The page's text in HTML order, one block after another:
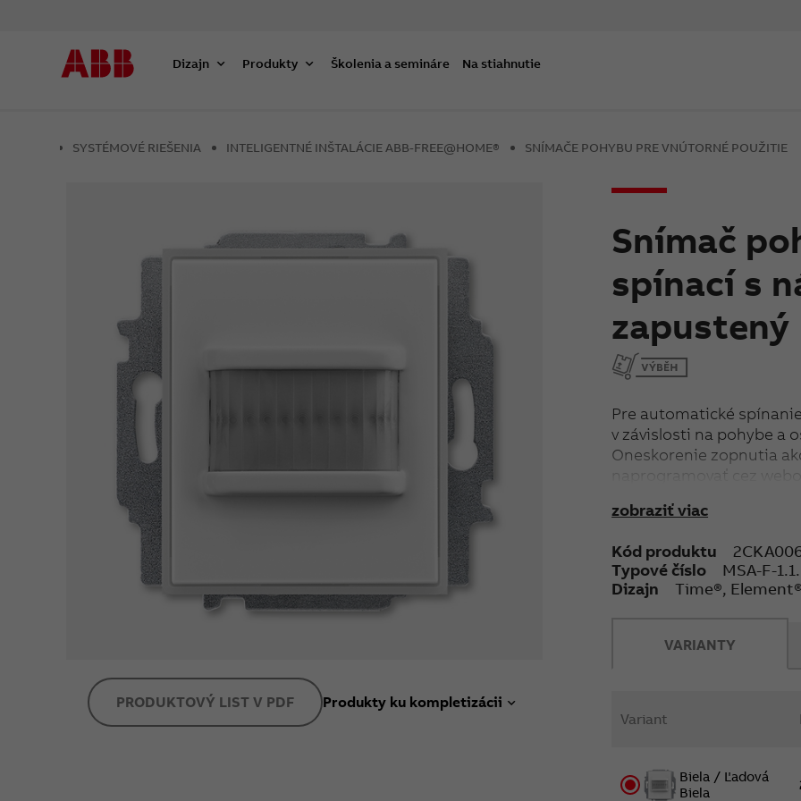
Dizajn Produkty Školenia a semináre Na stiahnutie
SYSTÉMOVÉ RIEŠENIA INTELIGENTNÉ INŠTALÁCIE ABB-FREE@HOME® SNÍMAČE POHYBU PRE VNÚTORNÉ POUŽITIE
Snímač
spínací s
zapustený
Pre automatické
v závislosti na pohybe a
Oneskorenie zopnutia
naprogramovať cez
svorkovnice.
Výstup: 1 × zapínacie
Menovité hodnoty: 10 A/2
Dosah: čelne 6 m, bočne 3
Nastavenie intenzity
Montážna hĺbka: 32 mm.
zobraziť viac
Kód produktu
Typové číslo
MSA-F-
Dizajn
Time®, Element®
PRODUKTOVÝ LIST V PDF Produkty ku kompletizácii
VARIANTY
Variant
Biela / Ľadová
Biela